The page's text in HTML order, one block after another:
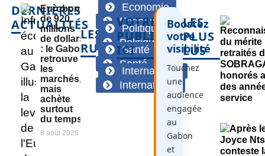
DERNIÈRES
ACTUALITÉS
Eurobond
de 920
millions
de dollars
: le Gabon
retrouve
les
marchés,
mais
achète
surtout
du temps
8 août 2026
LES
RUBRIQUES
Economie
Politique
Santé
International
Economie
Politique
Santé
International
VOTRE
PUBLICITÉ
ICI
Boostez
votre
visibilité
Touchez
une
audience
engagée
au
Gabon
et
LES
PLUS
LUS